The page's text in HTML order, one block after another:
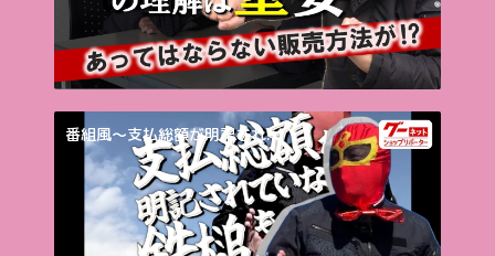
番組風～支払総額が明記され...